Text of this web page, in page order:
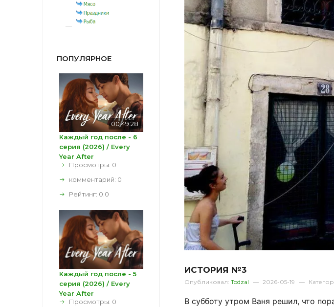
ИСТОРИЯ №3
Опубликовал: Todzal — 2026-05-19 —
В субботу утром Ваня решил, что
ПОПУЛЯРНОЕ
00:49:28
Каждый год после - 6
серия (2026) / Every
Year After
Просмотры: 0
комментарий: 0
Рейтинг: 0.0
Каждый год после - 5
серия (2026) / Every
Year After
Просмотры: 0